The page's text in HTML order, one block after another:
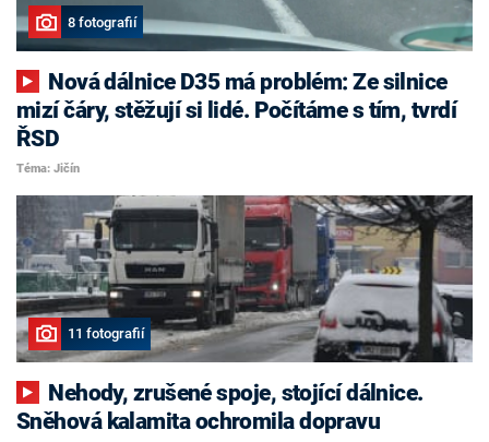
8 fotografií
mizí čáry, stěžují si lidé. Počítáme s tím, tvrdí
ŘSD
Téma: Jičín
11 fotografií
Sněhová kalamita ochromila dopravu